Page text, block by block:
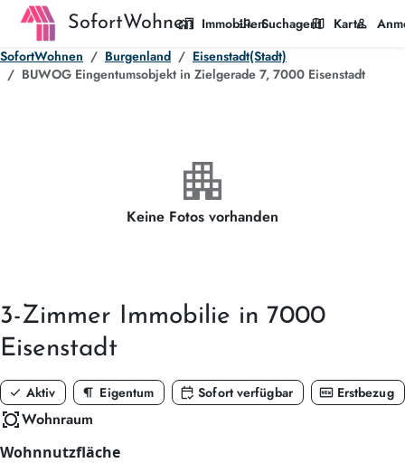
SofortWohnen
home_work Immobilien
manage_search Suchagent
map Karte
person
SofortWohnen
Burgenland
Eisenstadt(Stadt)
BUWOG Eingentumsobjekt in Zielgerade 7, 7000 Eisenstadt
apartment
Keine Fotos vorhanden
3-Zimmer Immobilie in 7000
Eisenstadt
check Aktiv format_paragraph Eigentum calendar_check Sofort verfügbar fiber_new Erstbezug
all_outWohnraum
Wohnnutzfläche